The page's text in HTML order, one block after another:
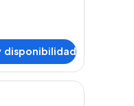
disponibilidad